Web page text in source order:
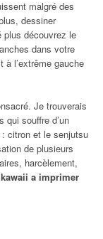
malgré des
dessiner
plus découvrez le
dans votre
l’extrême gauche
Je trouverais
qui souffre d’un
citron et le senjutsu
de plusieurs
harcèlement,
a imprimer